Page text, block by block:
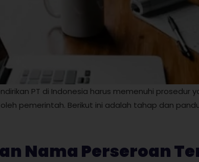
PT di Indonesia harus memenuhi prosedur
pemerintah. Berikut ini adalah tahap dan
Nama Perseroan